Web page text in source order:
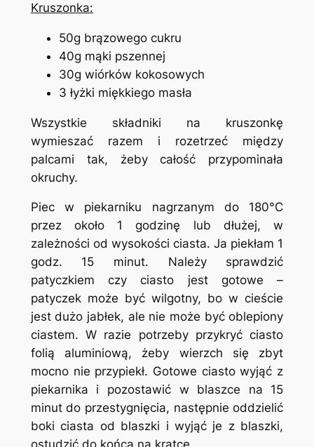
Kruszonka:
50g brązowego cukru
40g mąki pszennej
30g wiórków kokosowych
3 łyżki miękkiego masła
Wszystkie składniki na kruszonkę
wymieszać razem i rozetrzeć między
palcami tak, żeby całość przypominała
okruchy.
Piec w piekarniku nagrzanym do 180°C
przez około 1 godzinę lub dłużej, w
zależności od wysokości ciasta. Ja piekłam 1
godz. 15 minut. Należy sprawdzić
patyczkiem czy ciasto jest gotowe –
patyczek może być wilgotny, bo w cieście
jest dużo jabłek, ale nie może być oblepiony
ciastem. W razie potrzeby przykryć ciasto
folią aluminiową, żeby wierzch się zbyt
mocno nie przypiekł. Gotowe ciasto wyjąć z
piekarnika i pozostawić w blaszce na 15
minut do przestygnięcia, następnie oddzielić
boki ciasta od blaszki i wyjąć je z blaszki,